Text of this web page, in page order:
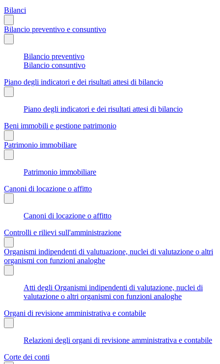
Bilanci
Bilancio preventivo e consuntivo
Bilancio preventivo
Bilancio consuntivo
Piano degli indicatori e dei risultati attesi di bilancio
Piano degli indicatori e dei risultati attesi di bilancio
Beni immobili e gestione patrimonio
Patrimonio immobiliare
Patrimonio immobiliare
Canoni di locazione o affitto
Canoni di locazione o affitto
Controlli e rilievi sull'amministrazione
Organismi indipendenti di valutuazione, nuclei di valutazione o altri
organismi con funzioni analoghe
Atti degli Organismi indipendenti di valutazione, nuclei di
valutazione o altri organismi con funzioni analoghe
Organi di revisione amministrativa e contabile
Relazioni degli organi di revisione amministrativa e contabile
Corte dei conti